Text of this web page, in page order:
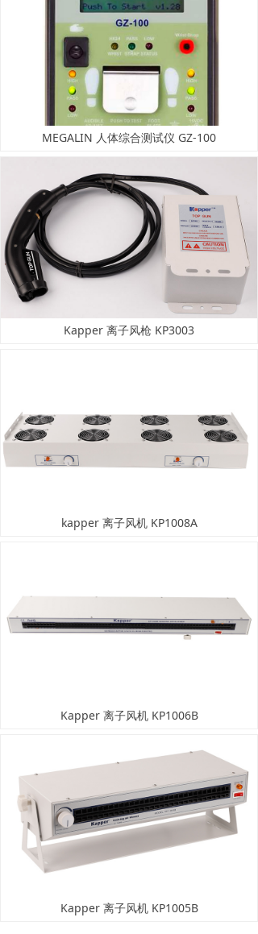
MEGALIN 人体综合测试仪 GZ-100
Kapper 离子风枪 KP3003
kapper 离子风机 KP1008A
Kapper 离子风机 KP1006B
Kapper 离子风机 KP1005B